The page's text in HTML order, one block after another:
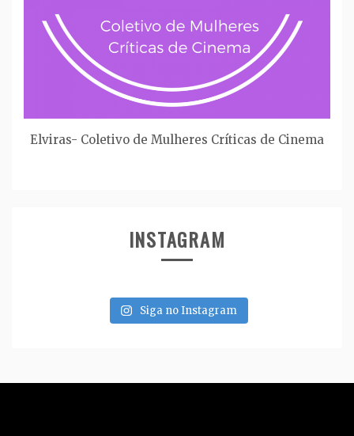
Elviras- Coletivo de Mulheres Críticas de Cinema
INSTAGRAM
Siga no Instagram